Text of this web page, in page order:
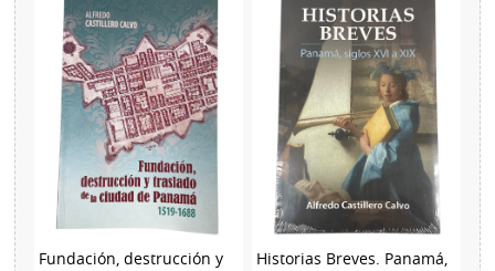
Fundación, destrucción y
Historias Breves. Panamá,